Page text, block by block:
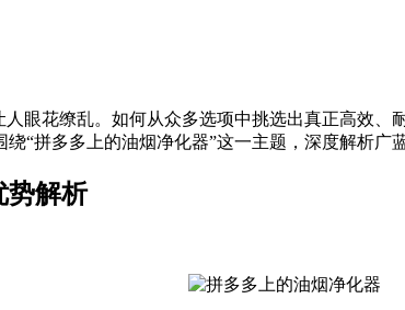
眼花缭乱。如何从众多选项中挑选出真正高效
“拼多多上的油烟净化器”这一主题，深度解析广
势解析